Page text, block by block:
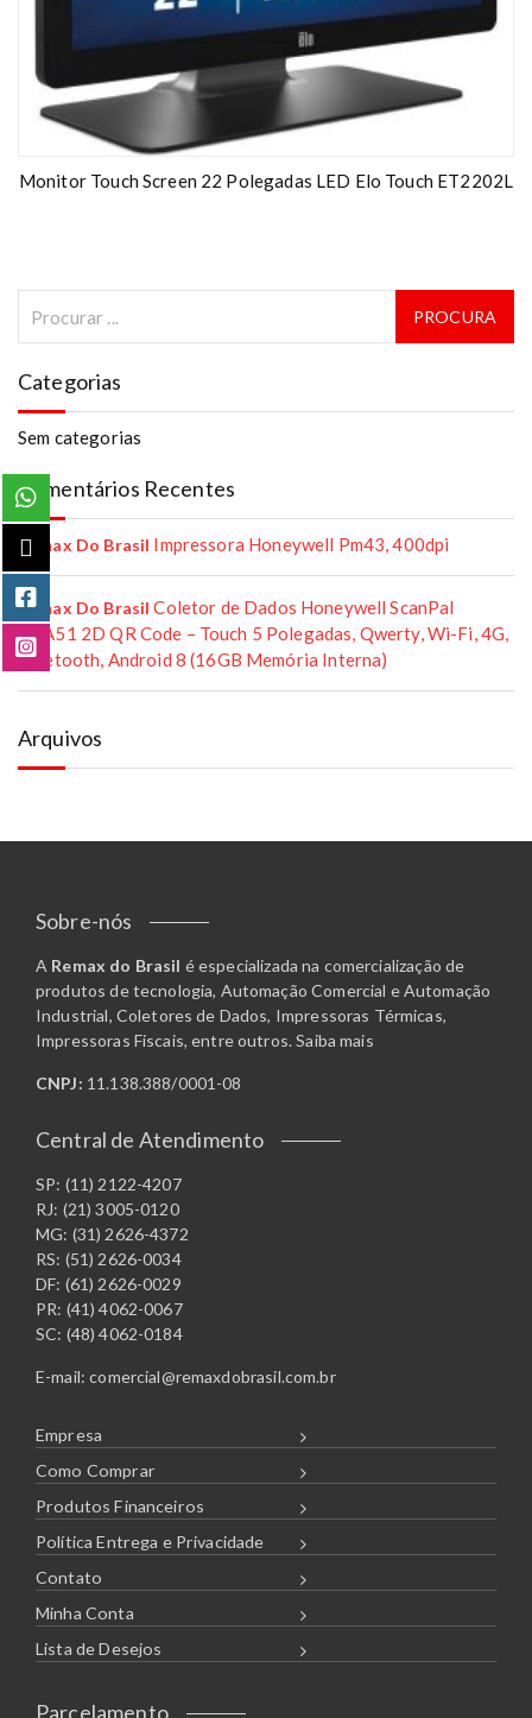
Monitor Touch Screen 22 Polegadas LED Elo Touch ET2202L
Categorias
Sem categorias
Comentários Recentes
Remax Do Brasil Impressora Honeywell Pm43, 400dpi
Remax Do Brasil Coletor de Dados Honeywell ScanPal
EDA51 2D QR Code – Touch 5 Polegadas, Qwerty, Wi-Fi, 4G,
Bluetooth, Android 8 (16GB Memória Interna)
Arquivos
Sobre-nós
A Remax do Brasil é especializada na comercialização de
produtos de tecnologia, Automação Comercial e Automação
Industrial, Coletores de Dados, Impressoras Térmicas,
Impressoras Fiscais, entre outros.Saiba mais
CNPJ: 11.138.388/0001-08
Central de Atendimento
SP: (11) 2122-4207
RJ: (21) 3005-0120
MG: (31) 2626-4372
RS: (51) 2626-0034
DF: (61) 2626-0029
PR: (41) 4062-0067
SC: (48) 4062-0184
E-mail:comercial@remaxdobrasil.com.br
Empresa
Como Comprar
Produtos Financeiros
Política Entrega e Privacidade
Contato
Minha Conta
Lista de Desejos
Parcelamento